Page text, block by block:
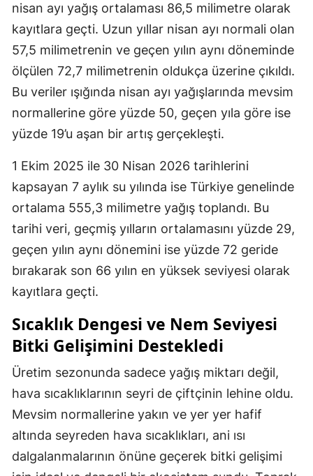
nisan ayı yağış ortalaması 86,5 milimetre olarak
kayıtlara geçti. Uzun yıllar nisan ayı normali olan
57,5 milimetrenin ve geçen yılın aynı döneminde
ölçülen 72,7 milimetrenin oldukça üzerine çıkıldı.
Bu veriler ışığında nisan ayı yağışlarında mevsim
normallerine göre yüzde 50, geçen yıla göre ise
yüzde 19’u aşan bir artış gerçekleşti.
1 Ekim 2025 ile 30 Nisan 2026 tarihlerini
kapsayan 7 aylık su yılında ise Türkiye genelinde
ortalama 555,3 milimetre yağış toplandı. Bu
tarihi veri, geçmiş yılların ortalamasını yüzde 29,
geçen yılın aynı dönemini ise yüzde 72 geride
bırakarak son 66 yılın en yüksek seviyesi olarak
kayıtlara geçti.
Sıcaklık Dengesi ve Nem Seviyesi
Bitki Gelişimini Destekledi
Üretim sezonunda sadece yağış miktarı değil,
hava sıcaklıklarının seyri de çiftçinin lehine oldu.
Mevsim normallerine yakın ve yer yer hafif
altında seyreden hava sıcaklıkları, ani ısı
dalgalanmalarının önüne geçerek bitki gelişimi